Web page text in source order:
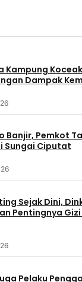
Kampung
Dampak
Banjir, Pemkot
Sungai Ciputat
Sejak Dini,
Pentingnya
Pelaku